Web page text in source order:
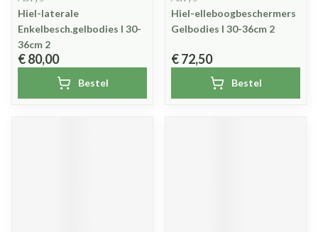
Hiel-laterale
Enkelbesch.gelbodies l 30-
36cm 2
€ 80,00
Bestel
Hiel-elleboogbeschermers
Gelbodies l 30-36cm 2
€ 72,50
Bestel